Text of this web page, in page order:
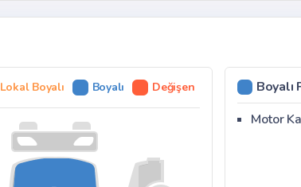
Lokal Boyalı Boyalı Değişen
Boyalı
Motor